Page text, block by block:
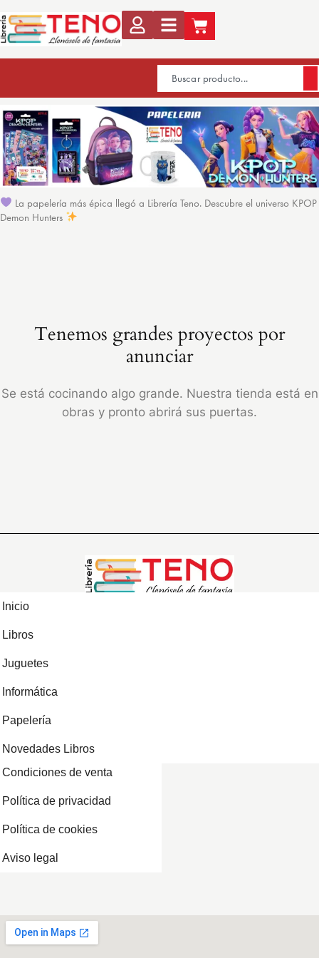
La papelería más épica llegó a Librería Teno. Descubre el universo KPOP
Demon Hunters
Tenemos grandes proyectos por
anunciar
Se está cocinando algo grande. Nuestra tienda está en
obras y pronto abrirá sus puertas.
Inicio
Libros
Juguetes
Informática
Papelería
Novedades Libros
Condiciones de venta
Política de privacidad
Política de cookies
Aviso legal